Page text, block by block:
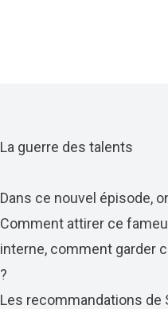
La guerre des talents
Dans ce nouvel épisode,
Comment attirer ce
interne, comment garder
?
Les recommandations de